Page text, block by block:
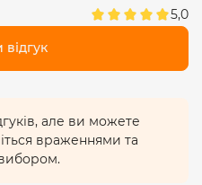
5,0
але ви можете
враженнями та